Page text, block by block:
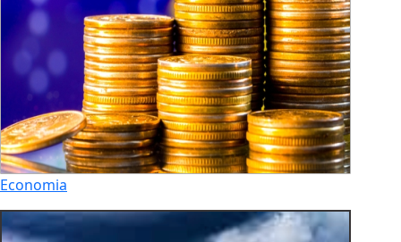
Economia